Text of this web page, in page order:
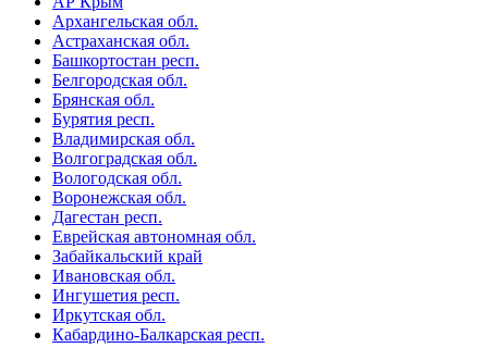
Архангельская обл.
Астраханская обл.
Башкортостан респ.
Белгородская обл.
Брянская обл.
Бурятия респ.
Владимирская обл.
Волгоградская обл.
Вологодская обл.
Воронежская обл.
Дагестан респ.
Еврейская автономная обл.
Забайкальский край
Ивановская обл.
Ингушетия респ.
Иркутская обл.
Кабардино-Балкарская респ.